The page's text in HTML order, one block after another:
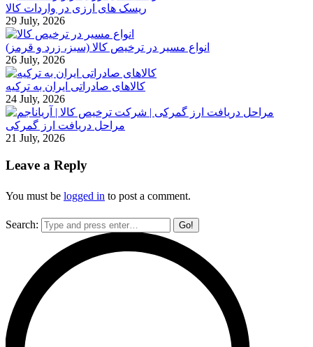
ریسک های ارزی در واردات کالا
29 July, 2026
انواع مسیر در ترخیص کالا (سبز، زرد و قرمز)
26 July, 2026
کالاهای صادراتی ایران به ترکیه
24 July, 2026
مراحل دریافت ارز گمرکی
21 July, 2026
Leave a Reply
You must be logged in to post a comment.
Search: